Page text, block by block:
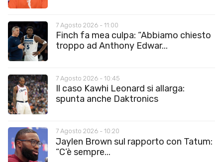
7 Agosto 2026 - 11:00
Finch fa mea culpa: “Abbiamo chiesto
troppo ad Anthony Edwar...
7 Agosto 2026 - 10:45
Il caso Kawhi Leonard si allarga:
spunta anche Daktronics
7 Agosto 2026 - 10:20
Jaylen Brown sul rapporto con Tatum:
“C’è sempre...